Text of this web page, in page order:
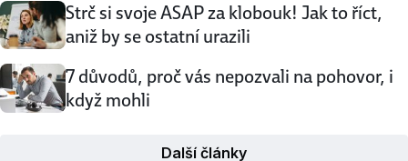
Strč si svoje ASAP za klobouk! Jak to říct,
aniž by se ostatní urazili
7 důvodů, proč vás nepozvali na pohovor, i
když mohli
Další články